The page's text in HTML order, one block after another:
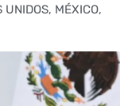
UNIDOS, MÉXICO,